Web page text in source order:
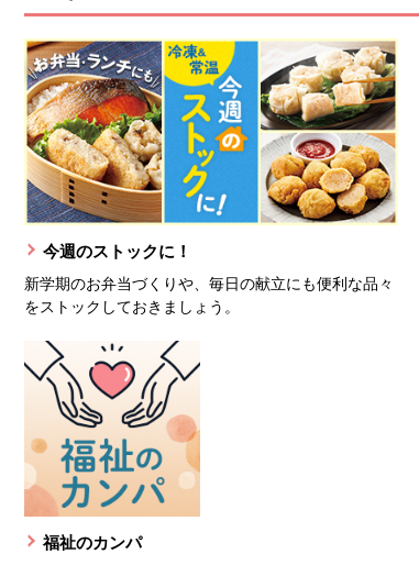
今週のストックに！
新学期のお弁当づくりや、毎日の献立にも便利な品々
をストックしておきましょう。
福祉のカンパ